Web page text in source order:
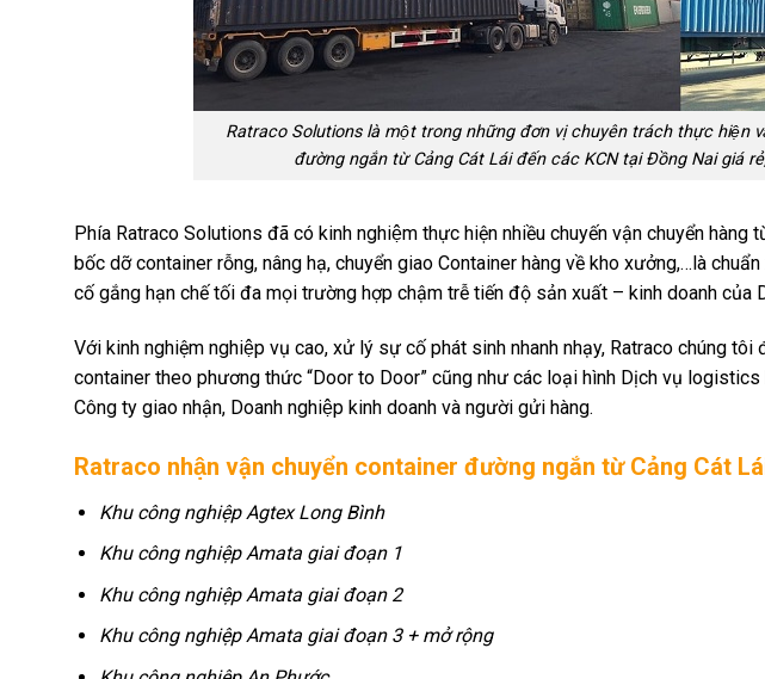
Ratraco Solutions là một trong những đơn vị chuyên trách thực hiện
đường ngắn từ Cảng Cát Lái đến các KCN tại Đồng Nai giá
Phía Ratraco Solutions đã có kinh nghiệm thực hiện nhiều chuyến vận chuyển hàng
bốc dỡ container rỗng, nâng hạ, chuyển giao Container hàng về kho xưởng,…là
cố gắng hạn chế tối đa mọi trường hợp chậm trễ tiến độ sản xuất – kinh doanh của
Với kinh nghiệm nghiệp vụ cao, xử lý sự cố phát sinh nhanh nhạy, Ratraco chúng
container theo phương thức “Door to Door” cũng như các loại hình Dịch vụ
Công ty giao nhận, Doanh nghiệp kinh doanh và người gửi hàng.
Ratraco nhận vận chuyển container đường ngắn từ Cảng Cát
Khu công nghiệp Agtex Long Bình
Khu công nghiệp Amata giai đoạn 1
Khu công nghiệp Amata giai đoạn 2
Khu công nghiệp Amata giai đoạn 3 + mở rộng